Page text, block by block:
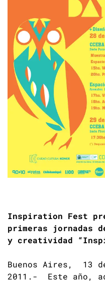
Inspiration Fest
primeras jornadas
y creatividad
Buenos Aires, 13
2011.- Este año,